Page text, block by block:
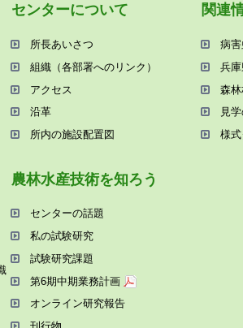
センターについて
所⻑あいさつ
組織（各部署へのリンク）
アクセス
沿⾰
所内の施設配置図
農林⽔産技術を知ろう
センターの話題
私の試験研究
試験研究課題
第6期中期業務計画
オンライン研究報告
関連
病
兵
森
⾒
様